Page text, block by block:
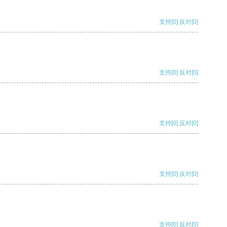
支持[0] 反对[0]
支持[0] 反对[0]
支持[0] 反对[0]
支持[0] 反对[0]
支持[0] 反对[0]